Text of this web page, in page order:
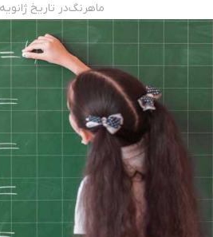
ماهرنگدر تاریخ ژانویه 9, 2023